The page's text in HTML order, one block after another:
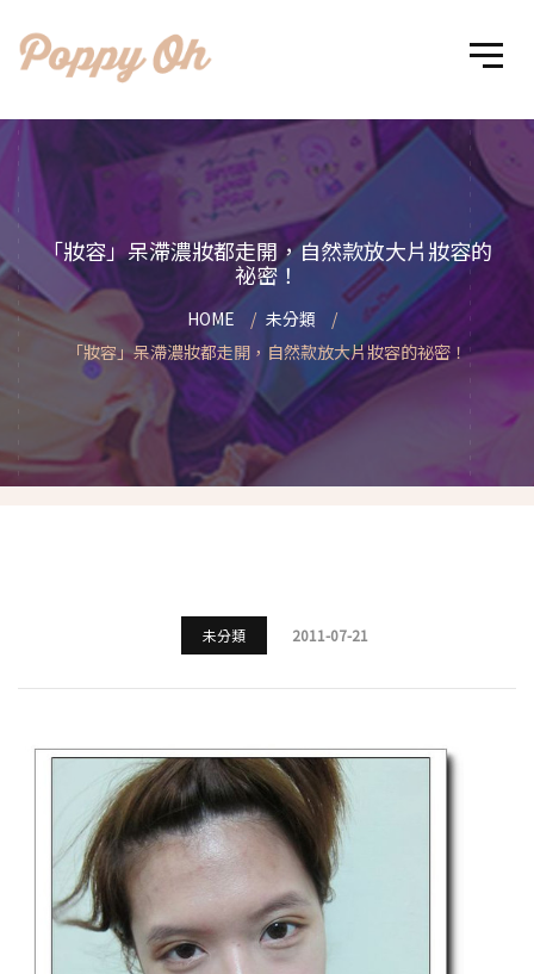
「妝容」呆滯濃妝都走開，自然款放大片妝容的
祕密！
HOME
未分類
「妝容」呆滯濃妝都走開，自然款放大片妝容的祕密！
未分類 2011-07-21